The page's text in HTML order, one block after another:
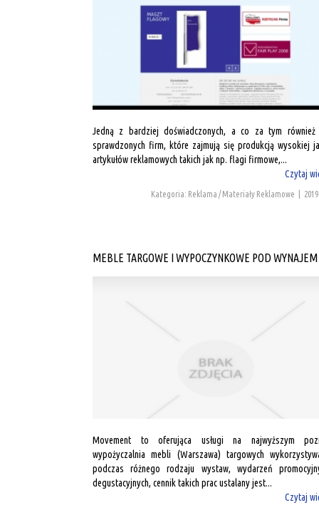
Jedną z bardziej doświadczonych, a co za tym również
sprawdzonych firm, które zajmują się produkcją wysokiej
artykułów reklamowych takich jak np. flagi firmowe,...
Czytaj
Kategoria: Reklama / Materiały Reklamowe
MEBLE TARGOWE I WYPOCZYNKOWE POD WYNAJEM
Movement to oferująca usługi na najwyższym
wypożyczalnia mebli (Warszawa) targowych
podczas różnego rodzaju wystaw, wydarzeń
degustacyjnych, cennik takich prac ustalany jest...
Czytaj